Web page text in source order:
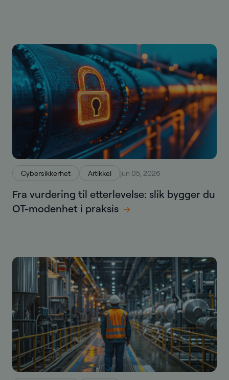
Cybersikkerhet Artikkel jun 05, 2026
Fra vurdering til etterlevelse: slik bygger du
OT-modenhet i praksis